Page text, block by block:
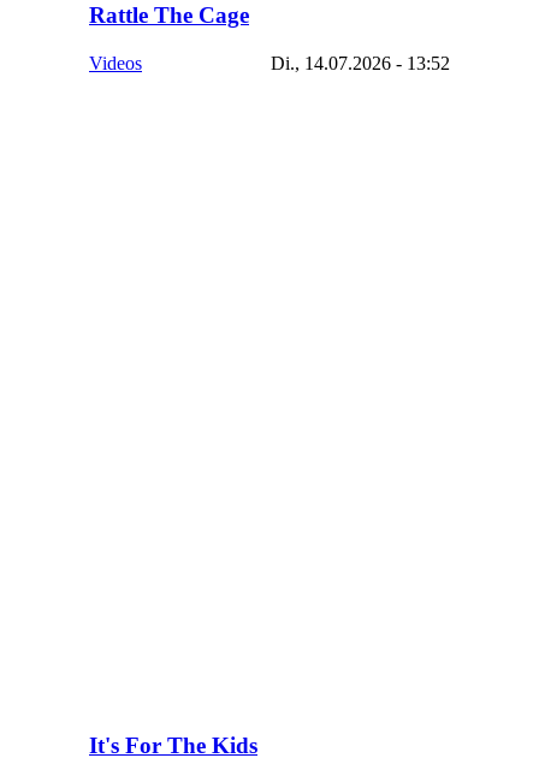
Rattle The Cage
Videos Di., 14.07.2026 - 13:52
It's For The Kids